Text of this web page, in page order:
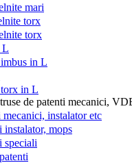
mari
torx
torx
L
in L
in L
de patenti mecanici,
mecanici, instalator etc
instalator, mops
speciali